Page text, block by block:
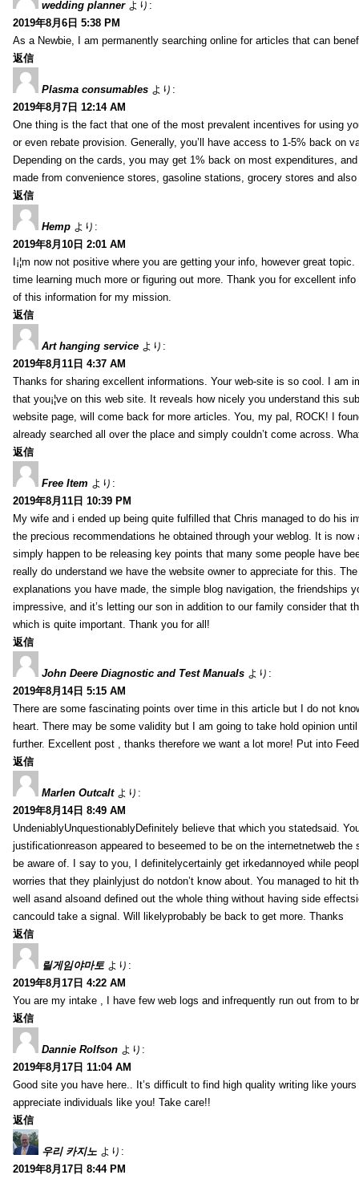
wedding planner より:
2019年8月6日 5:38 PM
As a Newbie, I am permanently searching online for articles that can
返信
Plasma consumables より:
2019年8月7日 12:14 AM
One thing is the fact that one of the most prevalent incentives for using
or even rebate provision. Generally, you’ll have access to 1-5% back on
Depending on the cards, you may get 1% back on most expenditures,
made from convenience stores, gasoline stations, grocery stores and also
返信
Hemp より:
2019年8月10日 2:01 AM
I¡¦m now not positive where you are getting your info, however great
time learning much more or figuring out more. Thank you for excellent
of this information for my mission.
返信
Art hanging service より:
2019年8月11日 4:37 AM
Thanks for sharing excellent informations. Your web-site is so cool. I am
that you¡¦ve on this web site. It reveals how nicely you understand this
website page, will come back for more articles. You, my pal, ROCK! I
already searched all over the place and simply couldn’t come across.
返信
Free Item より:
2019年8月11日 10:39 PM
My wife and i ended up being quite fulfilled that Chris managed to do his
the precious recommendations he obtained through your weblog. It is now
simply happen to be releasing key points that many some people have
really do understand we have the website owner to appreciate for this.
explanations you have made, the simple blog navigation, the friendships
impressive, and it’s letting our son in addition to our family consider that
which is quite important. Thank you for all!
返信
John Deere Diagnostic and Test Manuals より:
2019年8月14日 5:15 AM
There are some fascinating points over time in this article but I do not
heart. There may be some validity but I am going to take hold opinion
further. Excellent post , thanks therefore we want a lot more! Put into
返信
Marlen Outcalt より:
2019年8月14日 8:49 AM
UndeniablyUnquestionablyDefinitely believe that which you statedsaid.
justificationreason appeared to beseemed to be on the internetnetweb
be aware of. I say to you, I definitelycertainly get irkedannoyed while
worries that they plainlyjust do notdon’t know about. You managed to hit
well asand alsoand defined out the whole thing without having side
cancould take a signal. Will likelyprobably be back to get more. Thanks
返信
릴게임야마토 より:
2019年8月17日 4:22 AM
You are my intake , I have few web logs and infrequently run out from to
返信
Dannie Rolfson より:
2019年8月17日 11:04 AM
Good site you have here.. It’s difficult to find high quality writing like
appreciate individuals like you! Take care!!
返信
우리 카지노 より:
2019年8月17日 8:44 PM